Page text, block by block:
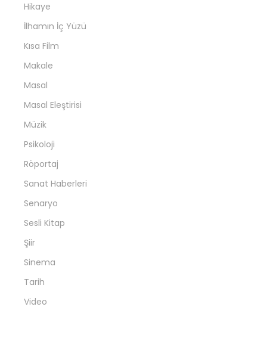
Hikaye
İlhamın İç Yüzü
Kısa Film
Makale
Masal
Masal Eleştirisi
Müzik
Psikoloji
Röportaj
Sanat Haberleri
Senaryo
Sesli Kitap
Şiir
Sinema
Tarih
Video